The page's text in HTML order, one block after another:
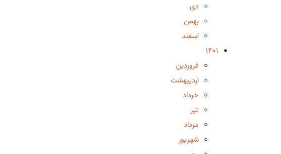
دی
بهمن
اسفند
1401
فروردین
اردیبهشت
خرداد
تیر
مرداد
شهریور